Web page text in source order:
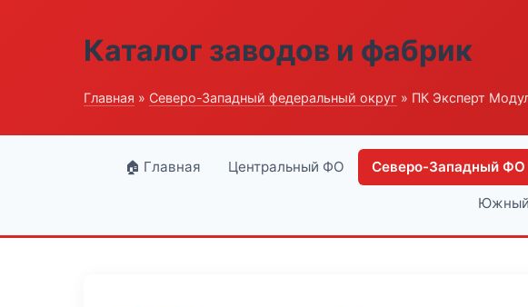
Каталог заводов и фабрик
Главная » Северо-Западный федеральный округ » ПК Эксперт
🏠 Главная Центральный ФО Северо-Западный ФО